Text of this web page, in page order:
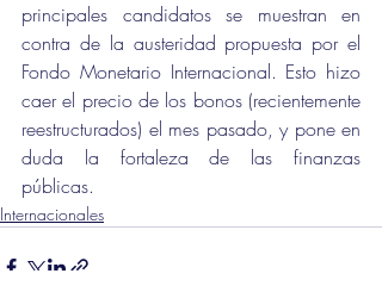
principales candidatos se muestran en
contra de la austeridad propuesta por el
Fondo Monetario Internacional. Esto hizo
caer el precio de los bonos (recientemente
reestructurados) el mes pasado, y pone en
duda la fortaleza de las finanzas
públicas.
Internacionales